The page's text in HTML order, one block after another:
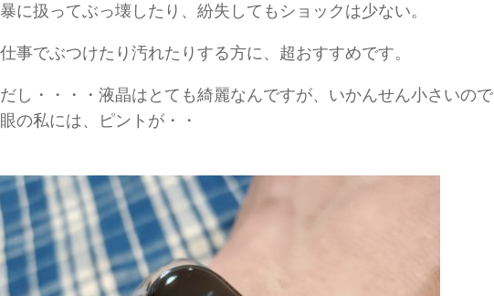
に扱ってぶっ壊したり、紛失してもショックは少ない。
事でぶつけたり汚れたりする方に、超おすすめです。
し・・・・液晶はとても綺麗なんですが、いかんせん小さいので
の私には、ピントが・・